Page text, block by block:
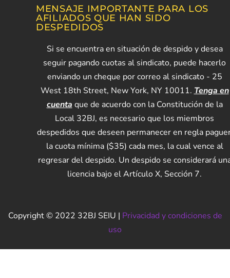
MENSAJE IMPORTANTE PARA LOS
AFILIADOS QUE HAN SIDO
DESPEDIDOS
Si se encuentra en situación de despido y desea
seguir pagando cuotas al sindicato, puede hacerlo
enviando un cheque por correo al sindicato - 25
West 18th Street, New York, NY 10011. Tenga en
cuenta que de acuerdo con la Constitución de la
Local 32BJ, es necesario que los miembros
despedidos que deseen permanecer en regla
la cuota mínima ($35) cada mes, la cual vence al
regresar del despido. Un despido se considerará
licencia bajo el Artículo X, Sección 7.
Copyright © 2022 32BJ SEIU | Privacidad y condiciones de
uso